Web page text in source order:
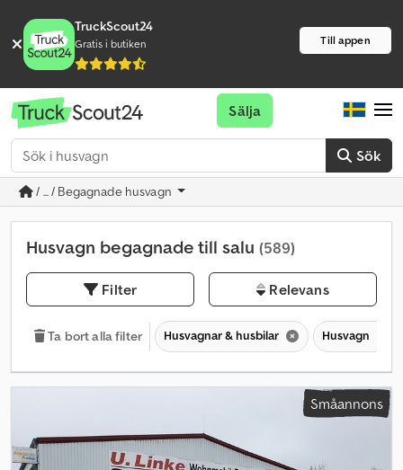
TruckScout24
Gratis i butiken Till appen
Sök
Sälja
/ ... / Begagnade husvagn
Husvagn begagnade till salu (589)
Filter Relevans
Ta bort alla filter Husvagnar & husbilar Husvagn
Småannons